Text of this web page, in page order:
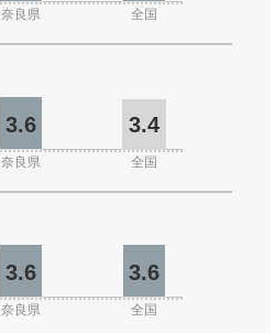
奈良県 全国
3.6 3.4
奈良県 全国
3.6 3.6
奈良県 全国